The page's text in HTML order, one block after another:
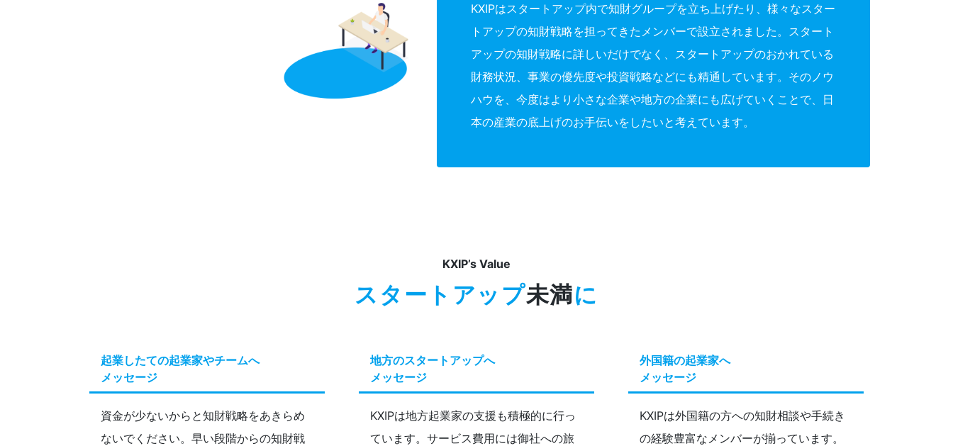
KXIPはスタートアップ内で知財グループを立ち上げたり、様々なスター
トアップの知財戦略を担ってきたメンバーで設立されました。スタート
アップの知財戦略に詳しいだけでなく、スタートアップのおかれている
財務状況、事業の優先度や投資戦略などにも精通しています。そのノウ
ハウを、今度はより小さな企業や地方の企業にも広げていくことで、日
本の産業の底上げのお手伝いをしたいと考えています。
KXIP’s Value
スタートアップ未満に
起業したての起業家やチームへ
メッセージ
資金が少ないからと知財戦略をあきらめ
ないでください。早い段階からの知財戦
地方のスタートアップへ
メッセージ
KXIPは地方起業家の支援も積極的に行っ
ています。サービス費用には御社への旅
外国籍の起業家へ
メッセージ
KXIPは外国籍の方への知財相談や手続き
の経験豊富なメンバーが揃っています。